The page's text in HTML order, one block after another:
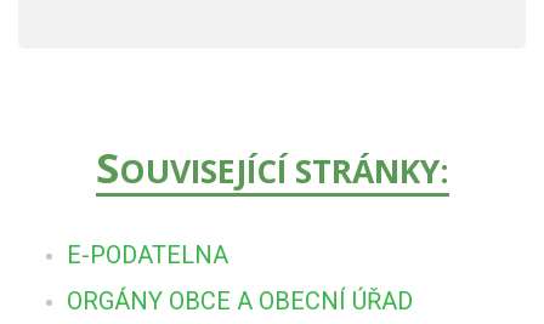
SOUVISEJÍCÍ STRÁNKY:
E-PODATELNA
ORGÁNY OBCE A OBECNÍ ÚŘAD